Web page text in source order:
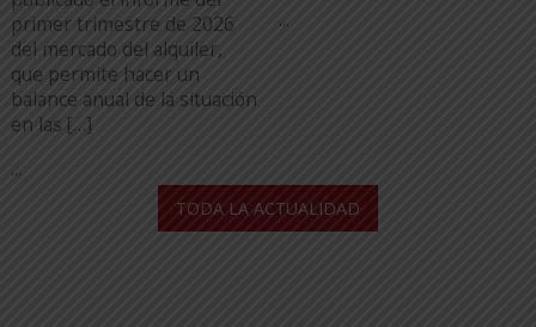
primer trimestre de 2026
del mercado del alquiler,
que permite hacer un
balance anual de la situación
en las […]
...
...
TODA LA ACTUALIDAD